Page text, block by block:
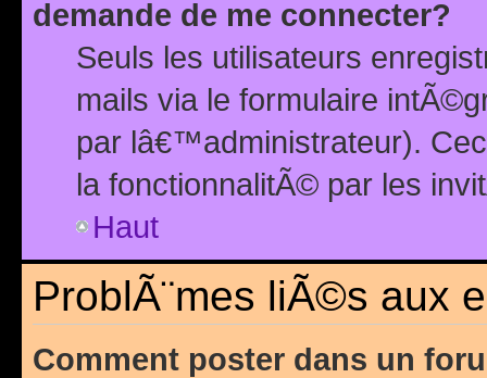
demande de me connecter?
Seuls les utilisateurs
mails via le formulaire
par lâ€™administrateur).
la fonctionnalitÃ© par les
Haut
ProblÃ¨mes liÃ©s aux
Comment poster dans un